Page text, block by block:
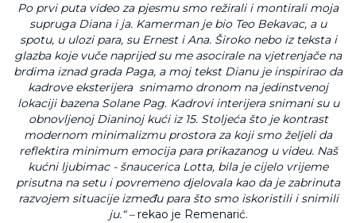
Po prvi puta video za pjesmu smo režirali i montirali moja
supruga Diana i ja. Kamerman je bio Teo Bekavac, a u
spotu, u ulozi para, su Ernest i Ana. Široko nebo iz teksta i
glazba koje vuče naprijed su me asocirale na vjetrenjače na
brdima iznad grada Paga, a moj tekst Dianu je inspirirao da
kadrove eksterijera snimamo dronom na jedinstvenoj
lokaciji bazena Solane Pag. Kadrovi interijera snimani su u
obnovljenoj Dianinoj kući iz 15. Stoljeća što je kontrast
modernom minimalizmu prostora za koji smo željeli da
reflektira minimum emocija para prikazanog u videu. Naš
kućni ljubimac - šnaucerica Lotta, bila je cijelo vrijeme
prisutna na setu i povremeno djelovala kao da je zabrinuta
razvojem situacije između para što smo iskoristili i snimili
ju.“ –rekao je Remenarić.